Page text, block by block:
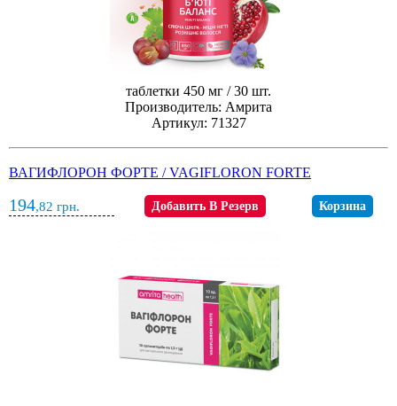
таблетки 450 мг / 30 шт.
Производитель: Амрита
Артикул: 71327
ВАГИФЛОРОН ФОРТЕ / VAGIFLORON FORTE
194,82 грн. Добавить В Резерв Корзина